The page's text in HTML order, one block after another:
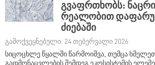
გვაფრთხობს:
რეალობით
ძიებაში
გამოქვეყნებული: 24 თებერვალი 2026
სიცოცხლე წყალში წარმოიშვა, თუმცა
გადმონაცვლების შემდეგ ეკოსისტემის